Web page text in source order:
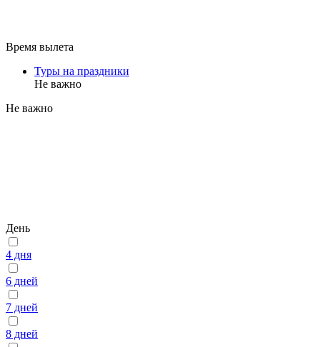
Время вылета
Туры на праздники
Не важно
Не важно
День
4 дня
6 дней
7 дней
8 дней